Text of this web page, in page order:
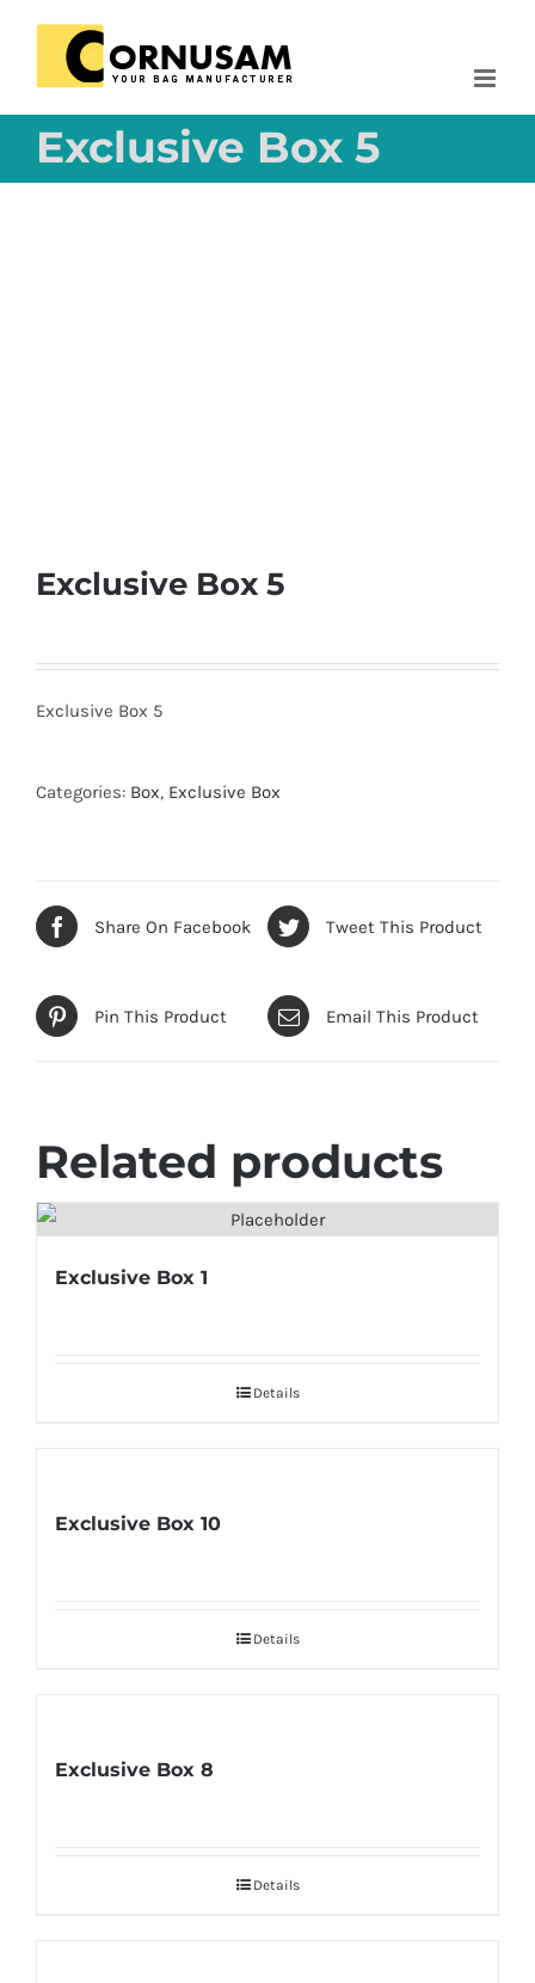
content
Exclusive Box 5
Exclusive Box 5
Exclusive Box 5
Categories: Box, Exclusive Box
Share On Facebook Tweet This Product
Pin This Product Email This Product
Related products
Exclusive Box 1
Details
Exclusive Box 10
Details
Exclusive Box 8
Details